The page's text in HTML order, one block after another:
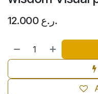
12.000 ر.ع.